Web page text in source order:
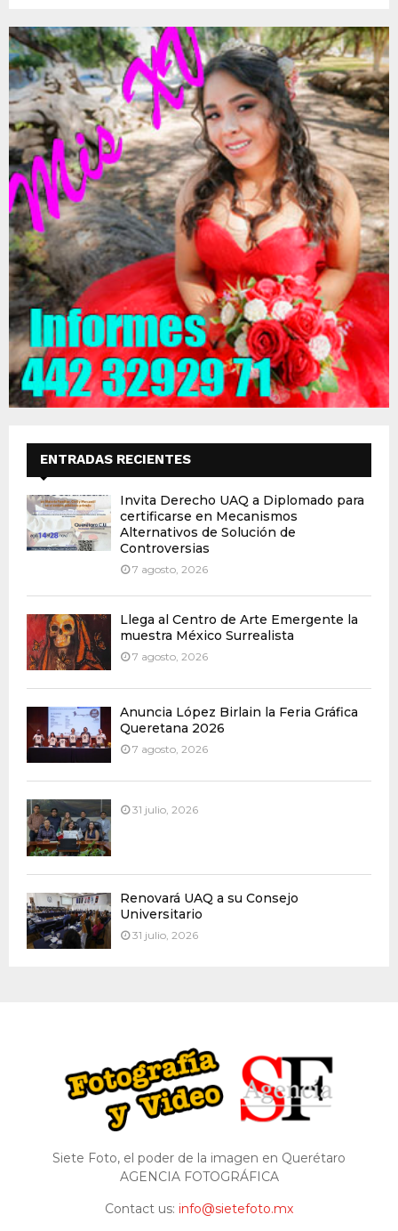
ENTRADAS RECIENTES
Invita Derecho UAQ a Diplomado para
certificarse en Mecanismos
Alternativos de Solución de
Controversias
7 agosto, 2026
Llega al Centro de Arte Emergente la
muestra México Surrealista
7 agosto, 2026
Anuncia López Birlain la Feria Gráfica
Queretana 2026
7 agosto, 2026
31 julio, 2026
Renovará UAQ a su Consejo
Universitario
31 julio, 2026
Siete Foto, el poder de la imagen en Querétaro
AGENCIA FOTOGRÁFICA
Contact us: info@sietefoto.mx